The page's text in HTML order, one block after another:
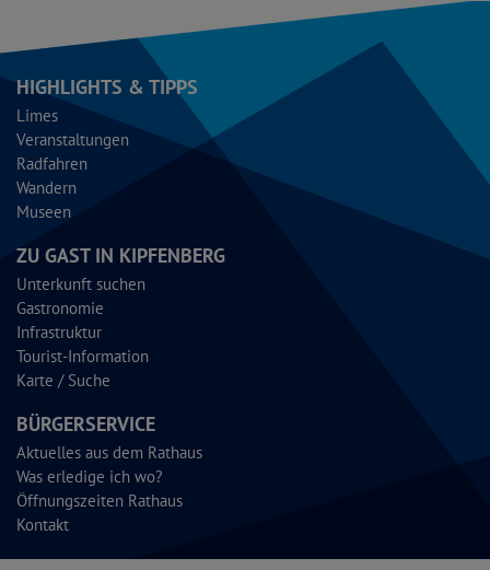
HIGHLIGHTS & TIPPS
Limes
Veranstaltungen
Radfahren
Wandern
Museen
ZU GAST IN KIPFENBERG
Unterkunft suchen
Gastronomie
Infrastruktur
Tourist-Information
Karte / Suche
BÜRGERSERVICE
Aktuelles aus dem Rathaus
Was erledige ich wo?
Öffnungszeiten Rathaus
Kontakt